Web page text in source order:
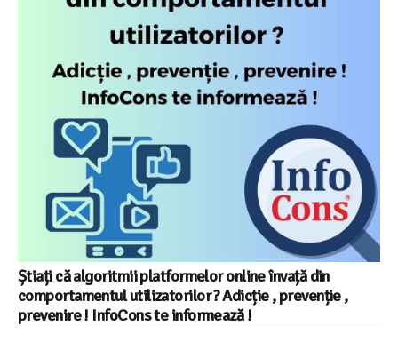
Știați că algoritmii platformelor online învață din
comportamentul utilizatorilor ? Adicție , prevenție ,
prevenire ! InfoCons te informează !